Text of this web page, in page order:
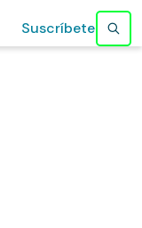
Suscríbete